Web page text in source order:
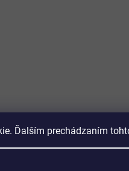
Ďalším prechádzaním